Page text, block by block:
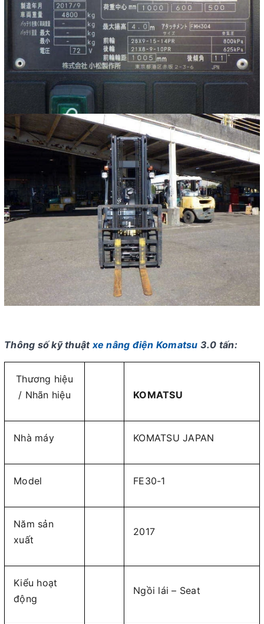
Thông số kỹ thuật xe nâng điện Komatsu 3.0 tấn:
Thương hiệu
/ Nhãn hiệu
KOMATSU
Nhà máy KOMATSU JAPAN
Model FE30-1
Năm sản
xuất
2017
Kiểu hoạt
động
Ngồi lái – Seat